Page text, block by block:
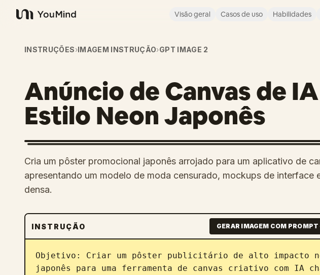
YouMind
Visão geral Casos de uso Habilidades
INSTRUÇÕES›IMAGEM INSTRUÇÃO›GPT IMAGE 2
Anúncio de Canvas de
Estilo Neon Japonês
Cria um pôster promocional japonês arrojado para um aplicativo de
apresentando um modelo de moda censurado, mockups de interface
densa.
INSTRUÇÃO GERAR IMAGEM COM PROMPT
Objetivo: Criar um pôster publicitário de alto impacto
japonês para uma ferramenta de canvas criativo com IA